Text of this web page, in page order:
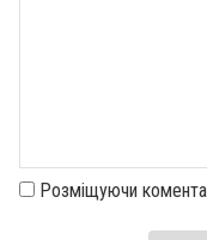
Розміщуючи